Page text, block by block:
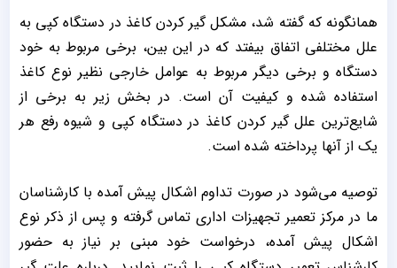
همانگونه که گفته شد، مشکل گیر کردن کاغذ در دستگاه کپی به
علل مختلفی اتفاق بیفتد که در این بین، برخی مربوط به خود
دستگاه و برخی دیگر مربوط به عوامل خارجی نظیر نوع کاغذ
استفاده شده و کیفیت آن است. در بخش زیر به برخی از
شایع‌ترین علل گیر کردن کاغذ در دستگاه کپی و شیوه رفع هر
یک از آنها پرداخته شده است.
توصیه می‌شود در صورت تداوم اشکال پیش آمده با کارشناسان
ما در مرکز تعمیر تجهیزات اداری تماس گرفته و پس از ذکر نوع
اشکال پیش آمده، درخواست خود مبنی بر نیاز به حضور